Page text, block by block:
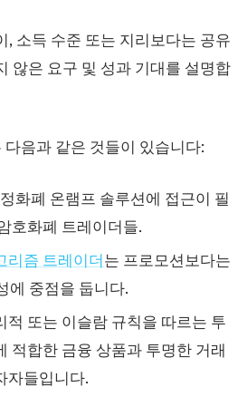
, 소득 수준 또는 지리보다는 공유
않은 요구 및 성과 기대를 설명합
음과 같은 것들이 있습니다:
화폐 온램프 솔루션에 접근이 필
호화폐 트레이더들.
리즘 트레이더는 프로모션보다는
에 중점을 둡니다.
적 또는 이슬람 규칙을 따르는 투
적합한 금융 상품과 투명한 거래
자들입니다.